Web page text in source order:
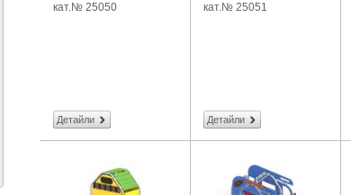
кат.№ 25050
Детайли
кат.№ 25051
Детайли